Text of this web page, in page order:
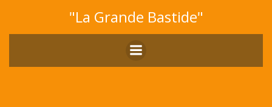
au
contenu
"La Grande Bastide"